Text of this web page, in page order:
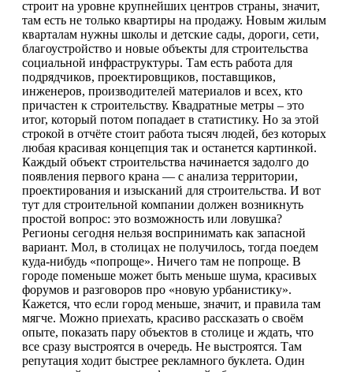
строит на уровне крупнейших центров страны, значит,
там есть не только квартиры на продажу. Новым жилым
кварталам нужны школы и детские сады, дороги, сети,
благоустройство и новые объекты для строительства
социальной инфраструктуры. Там есть работа для
подрядчиков, проектировщиков, поставщиков,
инженеров, производителей материалов и всех, кто
причастен к строительству. Квадратные метры – это
итог, который потом попадает в статистику. Но за этой
строкой в отчёте стоит работа тысяч людей, без которых
любая красивая концепция так и останется картинкой.
Каждый объект строительства начинается задолго до
появления первого крана — с анализа территории,
проектирования и изысканий для строительства. И вот
тут для строительной компании должен возникнуть
простой вопрос: это возможность или ловушка?
Регионы сегодня нельзя воспринимать как запасной
вариант. Мол, в столицах не получилось, тогда поедем
куда-нибудь «попроще». Ничего там не попроще. В
городе поменьше может быть меньше шума, красивых
форумов и разговоров про «новую урбанистику».
Кажется, что если город меньше, значит, и правила там
мягче. Можно приехать, красиво рассказать о своём
опыте, показать пару объектов в столице и ждать, что
все сразу выстроятся в очередь. Не выстроятся. Там
репутация ходит быстрее рекламного буклета. Один